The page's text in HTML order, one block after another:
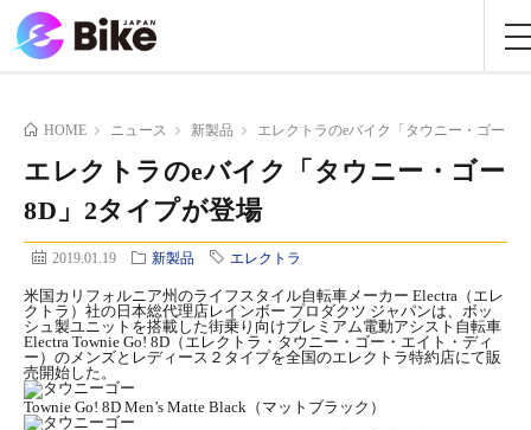
HOME ニュース 新製品 エレクトラのeバイク「タウニー・ゴー
エレクトラのeバイク「タウニー・ゴー
8D」2タイプが登場
2019.01.19 新製品 エレクトラ
米国カリフォルニア州のライフスタイル自転車メーカー Electra（エレ
クトラ）社の日本総代理店レインボー プロダクツ ジャパンは、ボッ
シュ製ユニットを搭載した街乗り向けプレミアム電動アシスト自転車
Electra Townie Go! 8D（エレクトラ・タウニー・ゴー・エイト・ディ
ー）のメンズとレディース２タイプを全国のエレクトラ特約店にて販
売開始した。
Townie Go! 8D Men’s Matte Black（マットブラック）